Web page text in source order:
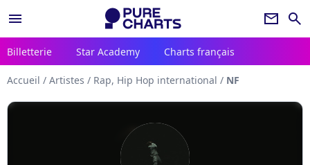
menu newsletter search
Billetterie Star Academy Charts français
Accueil / Artistes / Rap, Hip Hop international / NF